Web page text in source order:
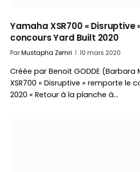
Yamaha XSR700 «
concours Yard Built 2020
ParMustapha Zemri 10 mars 2020
Créée par Benoit GODDE
XSR700 « Disruptive » remporte le
2020 « Retour à la planche à…